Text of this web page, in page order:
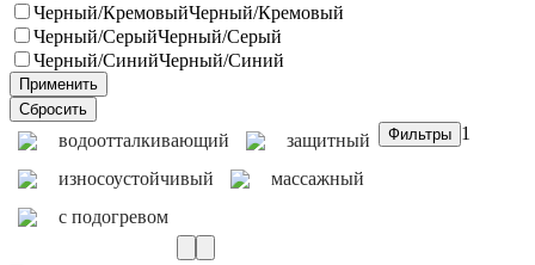
Черный/КремовыйЧерный/Кремовый
Черный/СерыйЧерный/Серый
Черный/СинийЧерный/Синий
водоотталкивающий
защитный
износоустойчивый
массажный
с подогревом
1